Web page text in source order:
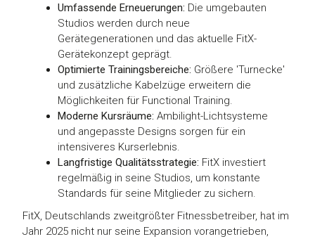
Umfassende Erneuerungen: Die umgebauten
Studios werden durch neue
Gerätegenerationen und das aktuelle FitX-
Gerätekonzept geprägt.
Optimierte Trainingsbereiche: Größere 'Turnecke'
und zusätzliche Kabelzüge erweitern die
Möglichkeiten für Functional Training.
Moderne Kursräume: Ambilight-Lichtsysteme
und angepasste Designs sorgen für ein
intensiveres Kurserlebnis.
Langfristige Qualitätsstrategie: FitX investiert
regelmäßig in seine Studios, um konstante
Standards für seine Mitglieder zu sichern.
FitX, Deutschlands zweitgrößter Fitnessbetreiber, hat im
Jahr 2025 nicht nur seine Expansion vorangetrieben,